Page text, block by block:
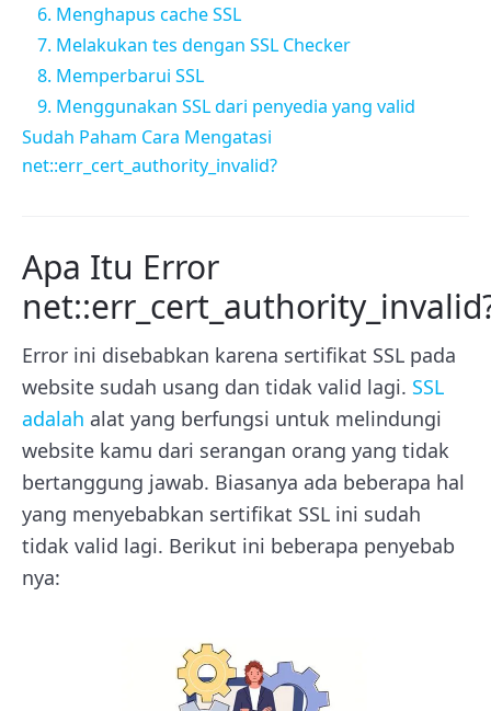
6. Menghapus cache SSL
7. Melakukan tes dengan SSL Checker
8. Memperbarui SSL
9. Menggunakan SSL dari penyedia yang valid
Sudah Paham Cara Mengatasi
net::err_cert_authority_invalid?
Apa Itu Error
Error ini disebabkan karena sertifikat SSL pada
website sudah usang dan tidak valid lagi. SSL
adalah alat yang berfungsi untuk melindungi
website kamu dari serangan orang yang tidak
bertanggung jawab. Biasanya ada beberapa hal
yang menyebabkan sertifikat SSL ini sudah
tidak valid lagi. Berikut ini beberapa penyebab
nya: